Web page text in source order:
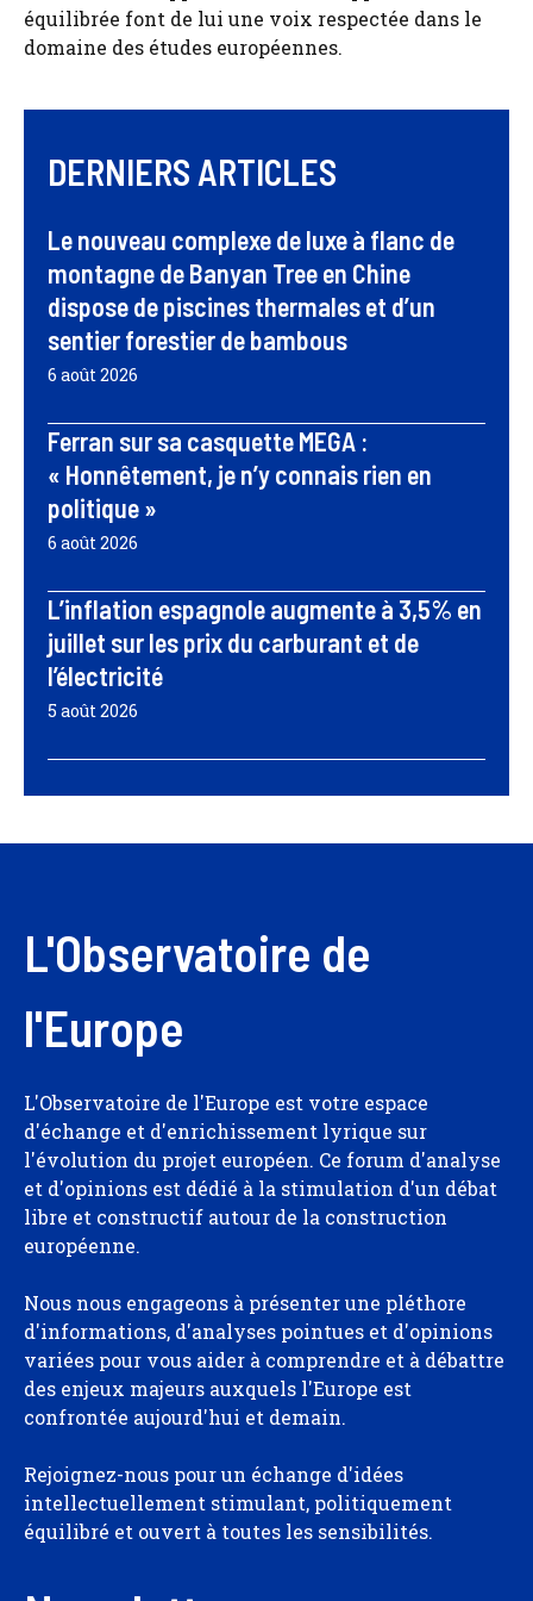
équilibrée font de lui une voix respectée dans le
domaine des études européennes.
DERNIERS ARTICLES
Le nouveau complexe de luxe à flanc de
montagne de Banyan Tree en Chine
dispose de piscines thermales et d’un
sentier forestier de bambous
6 août 2026
Ferran sur sa casquette MEGA :
« Honnêtement, je n’y connais rien en
politique »
6 août 2026
L’inflation espagnole augmente à 3,5% en
juillet sur les prix du carburant et de
l’électricité
5 août 2026
L'Observatoire de
l'Europe
L'Observatoire de l'Europe est votre espace
d'échange et d'enrichissement lyrique sur
l'évolution du projet européen. Ce forum d'analyse
et d'opinions est dédié à la stimulation d'un débat
libre et constructif autour de la construction
européenne.
Nous nous engageons à présenter une pléthore
d'informations, d'analyses pointues et d'opinions
variées pour vous aider à comprendre et à débattre
des enjeux majeurs auxquels l'Europe est
confrontée aujourd'hui et demain.
Rejoignez-nous pour un échange d'idées
intellectuellement stimulant, politiquement
équilibré et ouvert à toutes les sensibilités.